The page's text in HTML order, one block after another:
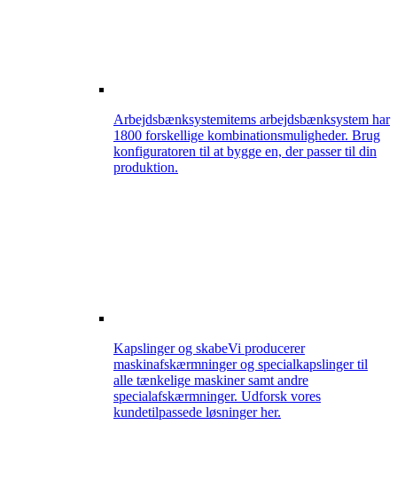
Arbejdsbænksystemitems arbejdsbænksystem har
1800 forskellige kombinationsmuligheder. Brug
konfiguratoren til at bygge en, der passer til din
produktion.
Kapslinger og skabeVi producerer
maskinafskærmninger og specialkapslinger til
alle tænkelige maskiner samt andre
specialafskærmninger. Udforsk vores
kundetilpassede løsninger her.